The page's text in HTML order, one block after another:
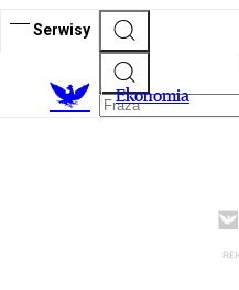
Serwisy
Ekonomia